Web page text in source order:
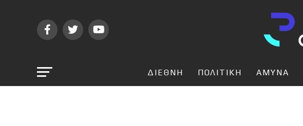
ΔΙΕΘΝΗ ΠΟΛΙΤΙΚΗ ΑΜΥΝΑ